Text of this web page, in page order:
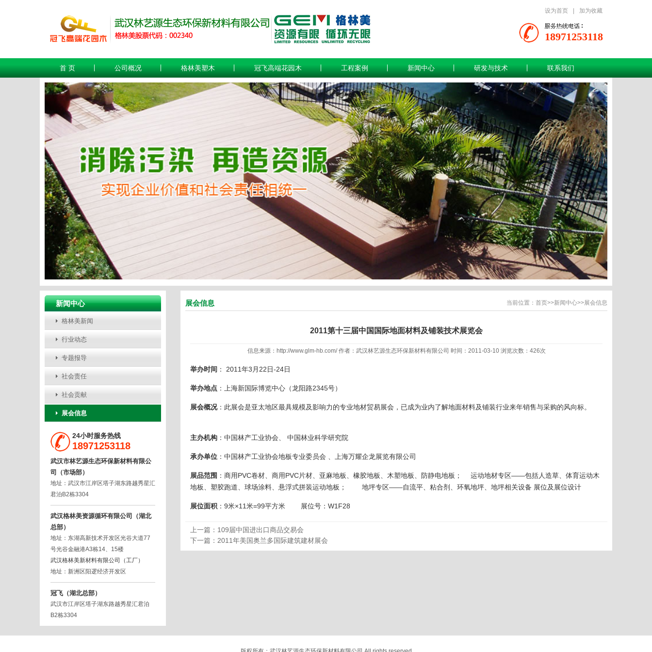
18971253118
设为首页 加为收藏
首 页 公司概况 格林美塑木 冠飞高端花园木 工程案例 新闻中心 研发与技术 联系我们
新闻中心
格林美新闻
行业动态
专题报导
社会责任
社会贡献
展会信息
24小时服务热线
18971253118
武汉市林艺源生态环保新材料有限公
司（市场部）
地址：武汉市江岸区塔子湖东路越秀星汇
君泊B2栋3304
武汉格林美资源循环有限公司（湖北
总部）
地址：东湖高新技术开发区光谷大道77
号光谷金融港A3栋14、15楼
武汉格林美新材料有限公司（工厂）
地址：新洲区阳逻经济开发区
冠飞（湖北总部）
武汉市江岸区塔子湖东路越秀星汇君泊
B2栋3304
展会信息 当前位置： 首页>>新闻中心>>展会信息
2011第十三届中国国际地面材料及铺装技术展览会
信息来源：http://www.glm-hb.com/ 作者：武汉林艺源生态环保新材料有限公司 时间：2011-03-10 浏览次数：426次
举办时间 ： 2011年3月22日-24日
举办地点 ：上海新国际博览中心（龙阳路2345号）
展会概况：此展会是亚太地区最具规模及影响力的专业地材贸易展会，已成为业内了解地面材料及铺装行业来年销售与采购的风向标。
主办机构 ：中国林产工业协会、 中国林业科学研究院
承办单位 ：中国林产工业协会地板专业委员会 、上海万耀企龙展览有限公司
展品范围 ：商用PVC卷材、商用PVC片材、亚麻地板、橡胶地板、木塑地板、防静电地板； 运动地材专区——包括人造草、体育运动木
地板、塑胶跑道、球场涂料、悬浮式拼装运动地板； 地坪专区——自流平、粘合剂、环氧地坪、地坪相关设备 展位及展位设计
展位面积 ：9米×11米=99平方米 展位号：W1F28
上一篇： 109届中国进出口商品交易会
下一篇： 2011年美国奥兰多国际建筑建材展会